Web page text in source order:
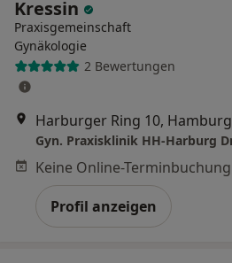
Kressin
Praxisgemeinschaft
Gynäkologie
2 Bewertungen
Harburger Ring 10, Hamburg
Profil anzeigen